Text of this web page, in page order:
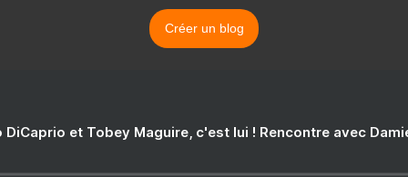
Créer un blog
DiCaprio et Tobey Maguire, c'est lui ! Rencontre avec